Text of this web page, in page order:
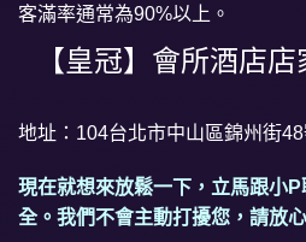
客滿率通常為90%以上。
【皇冠】會所酒店
地址：104台北市中山區錦州街48
現在就想來放鬆一下，立馬跟小
全。我們不會主動打擾您，請放心